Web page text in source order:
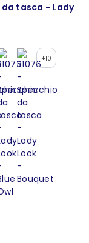
tasca - Lady
+10